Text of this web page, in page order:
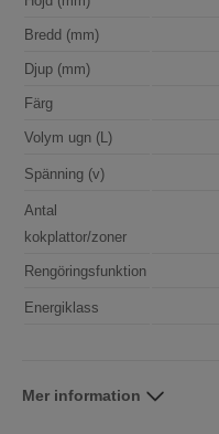
Bredd (mm)
Djup (mm)
Färg
Volym ugn (L)
Spänning (v)
Antal
kokplattor/zoner
Rengöringsfunktion
Energiklass
Mer information